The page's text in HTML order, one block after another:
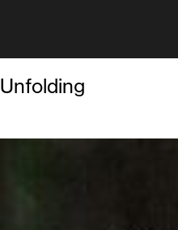
Unfolding